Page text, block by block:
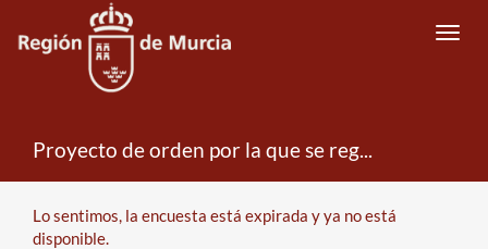
Proyecto de orden por la que se regula y convoca la selección de entidades candidatas para la elaboración de Estrategias de Desarrollo Local Participativo en el marco del FEMPA
Lo sentimos, la encuesta está expirada y ya no está
disponible.